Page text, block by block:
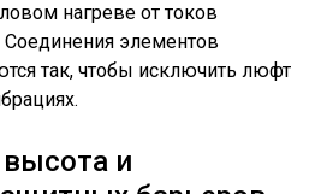
нагреве от токов
элементов
так, чтобы исключить люфт
и